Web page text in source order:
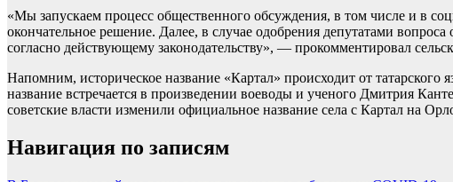
«Мы запускаем процесс общественного обсуждения, в том числе и в
окончательное решение. Далее, в случае одобрения депутатами
согласно действующему законодательству», — прокомментировал
Напомним, историческое название «Картал» происходит от татарского
название встречается в произведении воеводы и ученого Дмитрия
советские власти изменили официальное название села с Картал на
Навигация по записям